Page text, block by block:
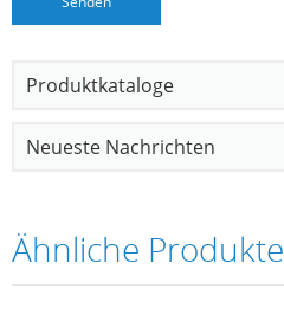
Produktkataloge
Neueste Nachrichten
Ähnliche Produkte